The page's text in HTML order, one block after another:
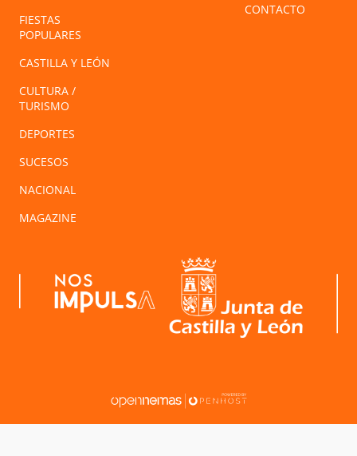
FIESTAS
POPULARES
CASTILLA Y LEÓN
CULTURA /
TURISMO
DEPORTES
SUCESOS
NACIONAL
MAGAZINE
CONTACTO